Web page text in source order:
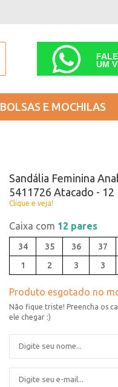
UM
BOLSAS E MOCHILAS
Sandália Feminina
5411726 Atacado - 12
Clique e veja!
Caixa com 12 pares
34 35 36 37
1
2 3 3